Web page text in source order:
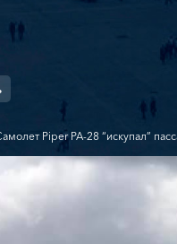
Piper PA-28 “искупал”